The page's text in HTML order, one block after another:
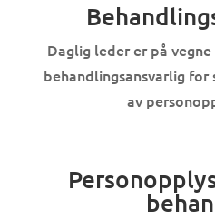
Daglig leder er på
behandlingsansvarlig
av